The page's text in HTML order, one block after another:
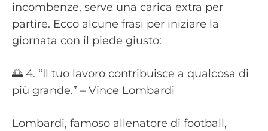
incombenze, serve una carica extra per
partire. Ecco alcune frasi per iniziare la
giornata con il piede giusto:
🌅 4. “Il tuo lavoro contribuisce a qualcosa di
più grande.” – Vince Lombardi
Lombardi, famoso allenatore di football,